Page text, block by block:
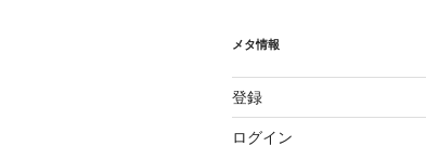
メタ情報
登録
ログイン